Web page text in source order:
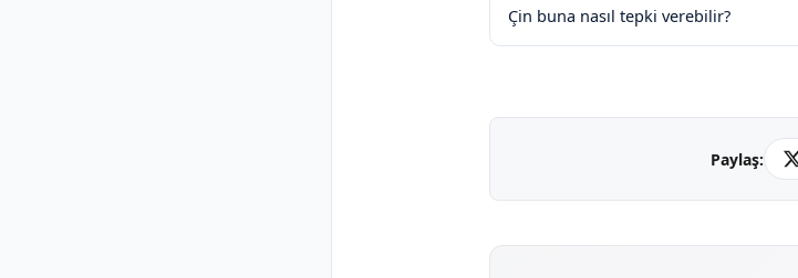
Çin buna nasıl tepki verebilir?
Paylaş: